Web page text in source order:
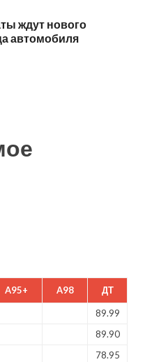
ждут нового
автомобиля
A95+ A98 ДТ
89.99
89.90
78.95